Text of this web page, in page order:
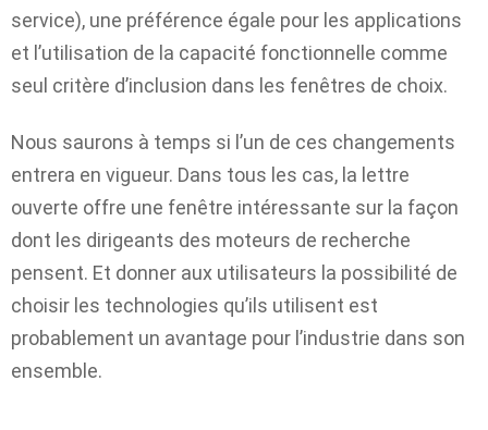
service), une préférence égale pour les applications
et l’utilisation de la capacité fonctionnelle comme
seul critère d’inclusion dans les fenêtres de choix.
Nous saurons à temps si l’un de ces changements
entrera en vigueur. Dans tous les cas, la lettre
ouverte offre une fenêtre intéressante sur la façon
dont les dirigeants des moteurs de recherche
pensent. Et donner aux utilisateurs la possibilité de
choisir les technologies qu’ils utilisent est
probablement un avantage pour l’industrie dans son
ensemble.